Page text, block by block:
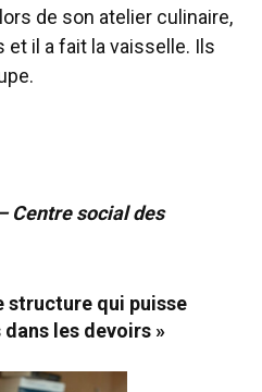
de son atelier culinaire,
et il a fait la vaisselle. Ils
Centre social des
structure qui puisse
les devoirs »